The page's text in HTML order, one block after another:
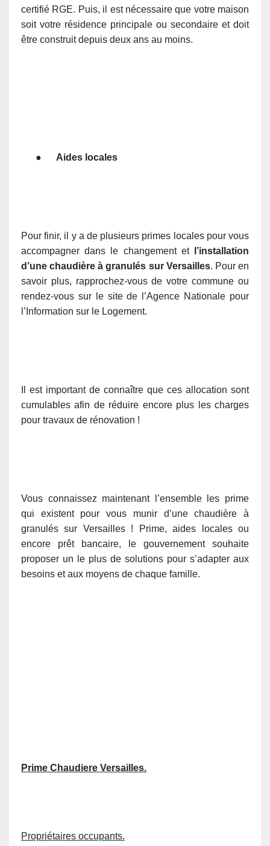
certifié RGE. Puis, il est nécessaire que votre maison
soit votre résidence principale ou secondaire et doit
être construit depuis deux ans au moins.
● Aides locales
Pour finir, il y a de plusieurs primes locales pour vous
accompagner dans le changement et
l’installation
d’une chaudière à granulés sur Versailles. Pour en
savoir plus, rapprochez-vous de votre commune ou
rendez-vous sur le site de l’Agence Nationale pour
l’Information sur le Logement.
Il est important de connaître que ces allocation sont
cumulables afin de réduire encore plus les charges
pour travaux de rénovation !
Vous connaissez maintenant l’ensemble les prime
qui existent pour vous munir d’une chaudière à
granulés sur Versailles ! Prime, aides locales ou
encore prêt bancaire, le gouvernement souhaite
proposer un le plus de solutions pour s’adapter aux
besoins et aux moyens de chaque famille.
Prime Chaudiere Versailles.
Propriétaires occupants.